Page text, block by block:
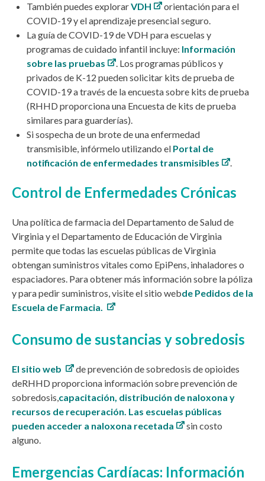
También puedes explorarVDH
orientación para el
COVID-19 y el aprendizaje presencial seguro.
La guía de COVID-19 de VDH para escuelas y
programas de cuidado infantil incluye: Información
sobre las pruebas
. Los programas públicos y
privados de K-12 pueden solicitar kits de prueba de
COVID-19 a través de laencuesta sobre kits de prueba
(RHHD proporciona una Encuesta de kits de prueba
similares para guarderías).
Si sospecha de un brote de una enfermedad
transmisible, infórmelo utilizando el Portal de
notificación de enfermedades transmisibles
.
Control de Enfermedades Crónicas
Una política de farmacia del Departamento de Salud de
Virginia y el Departamento de Educación de Virginia
permite que todas las escuelas públicas de Virginia
obtengan suministros vitales como EpiPens, inhaladores o
espaciadores. Para obtener más información sobre la póliza
y para pedir suministros, visite elsitio webde Pedidos de la
Escuela de Farmacia.
Consumo de sustancias y sobredosis
El sitio web
de prevención de sobredosis de opioides
deRHHD proporciona información sobre prevención de
sobredosis,capacitación, distribución de naloxona y
recursos de recuperación. Las escuelas públicas
pueden acceder a naloxona recetada
sin costo
alguno.
Emergencias Cardíacas: Información